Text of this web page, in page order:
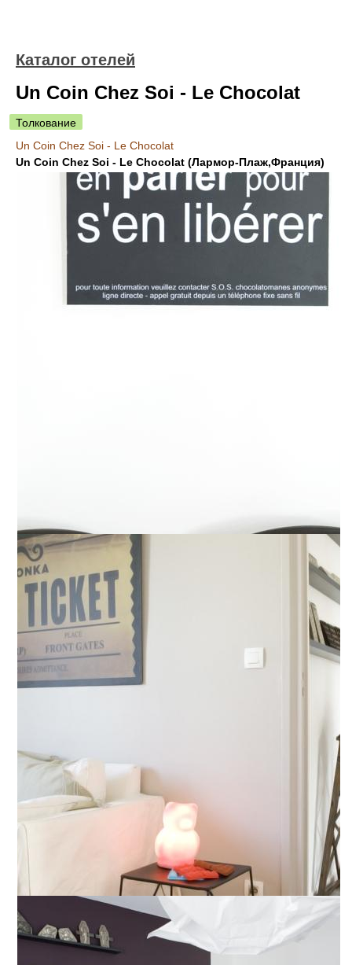
Каталог отелей
Un Coin Chez Soi - Le Chocolat
Толкование
Un Coin Chez Soi - Le Chocolat
Un Coin Chez Soi - Le Chocolat (Лармор-Плаж,Франция)